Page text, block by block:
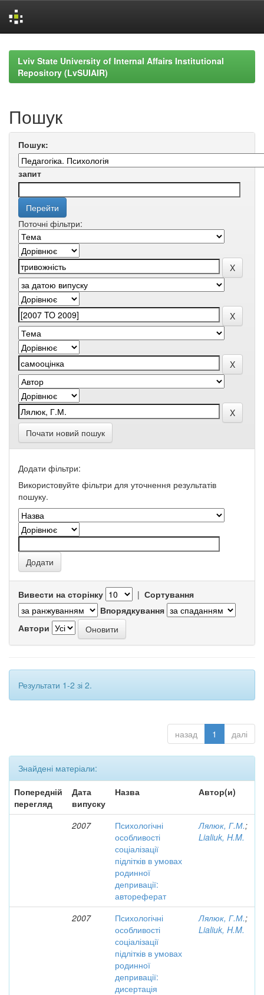
navigationLviv State University of Internal Affairs Institutional
Repository (LvSUIAIR)
Пошук
Пошук:
запит
Поточні фільтри:
Почати новий пошук
Додати фільтри:
Використовуйте фільтри для уточнення результатів
пошуку.
Вивести на сторінку | Сортування
Впорядкування
Автори
Результати 1-2 зі 2.
назад 1 далі
Знайдені матеріали:
Попередній
перегляд
Дата
випуску
Назва Автор(и)
2007
Психологічні
особливості
соціалізації
підлітків в умовах
родинної
депривації:
автореферат
Лялюк, Г.М.;
Lialiuk, H.M.
2007
Психологічні
особливості
соціалізації
підлітків в умовах
родинної
депривації:
дисертація
Лялюк, Г.М.;
Lialiuk, H.M.